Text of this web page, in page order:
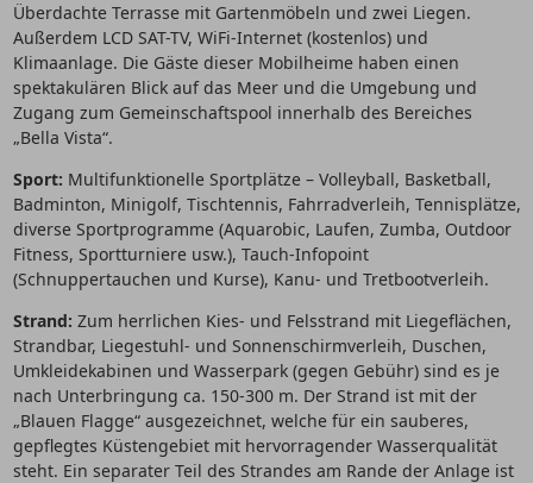
Überdachte Terrasse mit Gartenmöbeln und zwei Liegen.
Außerdem LCD SAT-TV, WiFi-Internet (kostenlos) und
Klimaanlage. Die Gäste dieser Mobilheime haben einen
spektakulären Blick auf das Meer und die Umgebung und
Zugang zum Gemeinschaftspool innerhalb des Bereiches
„Bella Vista“.
Sport: Multifunktionelle Sportplätze – Volleyball, Basketball,
Badminton, Minigolf, Tischtennis, Fahrradverleih, Tennisplätze,
diverse Sportprogramme (Aquarobic, Laufen, Zumba, Outdoor
Fitness, Sportturniere usw.), Tauch-Infopoint
(Schnuppertauchen und Kurse), Kanu- und Tretbootverleih.
Strand: Zum herrlichen Kies- und Felsstrand mit Liegeflächen,
Strandbar, Liegestuhl- und Sonnenschirmverleih, Duschen,
Umkleidekabinen und Wasserpark (gegen Gebühr) sind es je
nach Unterbringung ca. 150-300 m. Der Strand ist mit der
„Blauen Flagge“ ausgezeichnet, welche für ein sauberes,
gepflegtes Küstengebiet mit hervorragender Wasserqualität
steht. Ein separater Teil des Strandes am Rande der Anlage ist